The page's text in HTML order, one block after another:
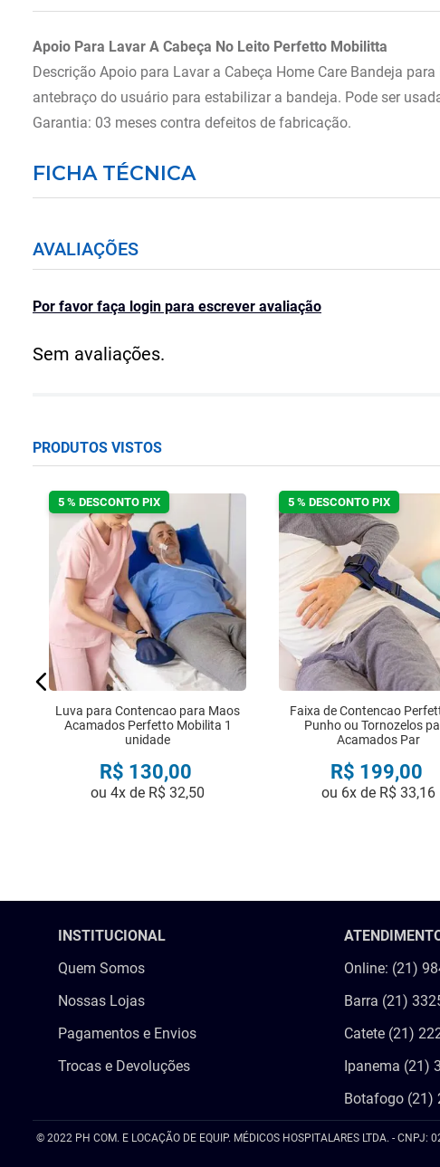
Apoio Para Lavar A Cabeça No Leito Perfetto Mobilitta
Descrição Apoio para Lavar a Cabeça Home Care Bandeja
antebraço do usuário para estabilizar a bandeja. Pode ser
Garantia: 03 meses contra defeitos de fabricação.
FICHA TÉCNICA
AVALIAÇÕES
Por favor faça login para escrever avaliação
Sem avaliações.
PRODUTOS VISTOS
5 % DESCONTO PIX
Luva para Contencao para Maos
Acamados Perfetto Mobilita 1
unidade
R$ 130,00
ou4x de R$ 32,50
5 % DESCONTO PIX
Faixa de Contencao
Punho ou Tornozelos
Acamados Par
R$ 199,00
ou 6x de R$ 33,16
INSTITUCIONAL
Quem Somos
Nossas Lojas
Pagamentos e Envios
Trocas e Devoluções
Online: (21)
Barra (21)
Catete (21)
Ipanema (21)
Botafogo (21)
© 2022 PH COM. E LOCAÇÃO DE EQUIP. MÉDICOS HOSPITALARES LTDA. -